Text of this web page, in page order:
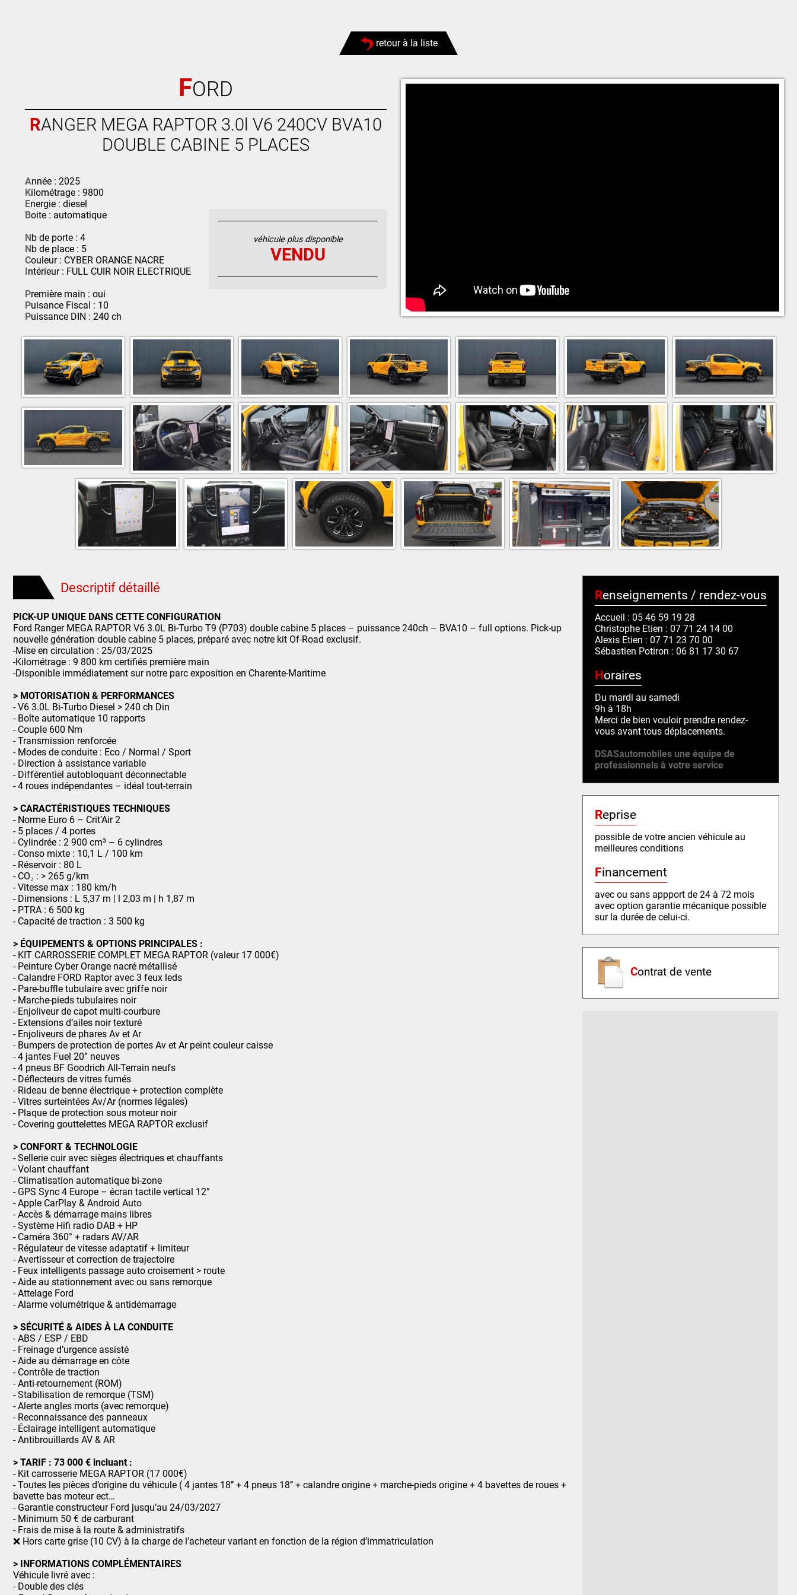
retour à la liste
FORD
RANGER MEGA RAPTOR 3.0l V6 240CV BVA10
DOUBLE CABINE 5 PLACES
Année : 2025
Kilométrage : 9800
Energie : diesel
Boite : automatique
Nb de porte : 4
Nb de place : 5
Couleur : CYBER ORANGE NACRE
Intérieur : FULL CUIR NOIR ELECTRIQUE
Première main : oui
Puisance Fiscal : 10
Puissance DIN : 240 ch
véhicule plus disponible
VENDU
Descriptif détaillé
PICK-UP UNIQUE DANS CETTE CONFIGURATION
Ford Ranger MEGA RAPTOR V6 3.0L Bi-Turbo T9 (P703) double cabine 5 places – puissance 240ch – BVA10 – full options. Pick-up
nouvelle génération double cabine 5 places, préparé avec notre kit Of-Road exclusif.
-Mise en circulation : 25/03/2025
-Kilométrage : 9 800 km certifiés première main
-Disponible immédiatement sur notre parc exposition en Charente-Maritime
> MOTORISATION & PERFORMANCES
- V6 3.0L Bi-Turbo Diesel > 240 ch Din
- Boîte automatique 10 rapports
- Couple 600 Nm
- Transmission renforcée
- Modes de conduite : Eco / Normal / Sport
- Direction à assistance variable
- Différentiel autobloquant déconnectable
- 4 roues indépendantes – idéal tout-terrain
> CARACTÉRISTIQUES TECHNIQUES
- Norme Euro 6 – Crit’Air 2
- 5 places / 4 portes
- Cylindrée : 2 900 cm³ – 6 cylindres
- Conso mixte : 10,1 L / 100 km
- Réservoir : 80 L
- CO₂ : > 265 g/km
- Vitesse max : 180 km/h
- Dimensions : L 5,37 m | l 2,03 m | h 1,87 m
- PTRA : 6 500 kg
- Capacité de traction : 3 500 kg
> ÉQUIPEMENTS & OPTIONS PRINCIPALES :
- KIT CARROSSERIE COMPLET MEGA RAPTOR (valeur 17 000€)
- Peinture Cyber Orange nacré métallisé
- Calandre FORD Raptor avec 3 feux leds
- Pare-buffle tubulaire avec griffe noir
- Marche-pieds tubulaires noir
- Enjoliveur de capot multi-courbure
- Extensions d’ailes noir texturé
- Enjoliveurs de phares Av et Ar
- Bumpers de protection de portes Av et Ar peint couleur caisse
- 4 jantes Fuel 20” neuves
- 4 pneus BF Goodrich All-Terrain neufs
- Déflecteurs de vitres fumés
- Rideau de benne électrique + protection complète
- Vitres surteintées Av/Ar (normes légales)
- Plaque de protection sous moteur noir
- Covering gouttelettes MEGA RAPTOR exclusif
> CONFORT & TECHNOLOGIE
- Sellerie cuir avec sièges électriques et chauffants
- Volant chauffant
- Climatisation automatique bi-zone
- GPS Sync 4 Europe – écran tactile vertical 12”
- Apple CarPlay & Android Auto
- Accès & démarrage mains libres
- Système Hifi radio DAB + HP
- Caméra 360° + radars AV/AR
- Régulateur de vitesse adaptatif + limiteur
- Avertisseur et correction de trajectoire
- Feux intelligents passage auto croisement > route
- Aide au stationnement avec ou sans remorque
- Attelage Ford
- Alarme volumétrique & antidémarrage
> SÉCURITÉ & AIDES À LA CONDUITE
- ABS / ESP / EBD
- Freinage d’urgence assisté
- Aide au démarrage en côte
- Contrôle de traction
- Anti-retournement (ROM)
- Stabilisation de remorque (TSM)
- Alerte angles morts (avec remorque)
- Reconnaissance des panneaux
- Éclairage intelligent automatique
- Antibrouillards AV & AR
> TARIF : 73 000 € incluant :
- Kit carrosserie MEGA RAPTOR (17 000€)
- Toutes les pièces d’origine du véhicule ( 4 jantes 18’’ + 4 pneus 18’’ + calandre origine + marche-pieds origine + 4 bavettes de roues +
bavette bas moteur ect…
- Garantie constructeur Ford jusqu’au 24/03/2027
- Minimum 50 € de carburant
- Frais de mise à la route & administratifs
❌ Hors carte grise (10 CV) à la charge de l’acheteur variant en fonction de la région d’immatriculation
> INFORMATIONS COMPLÉMENTAIRES
Véhicule livré avec :
- Double des clés
Renseignements / rendez-vous
Accueil : 05 46 59 19 28
Christophe Etien : 07 71 24 14 00
Alexis Etien : 07 71 23 70 00
Sébastien Potiron : 06 81 17 30 67
Horaires
Du mardi au samedi
9h à 18h
Merci de bien vouloir prendre rendez-
vous avant tous déplacements.
DSASautomobiles une équipe de
professionnels à votre service
Reprise
possible de votre ancien véhicule au
meilleures conditions
Financement
avec ou sans appport de 24 à 72 mois
avec option garantie mécanique possible
sur la durée de celui-ci.
Contrat de vente